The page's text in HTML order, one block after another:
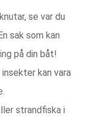
se var du
sak som kan
på din båt!
kan vara
strandfiska i